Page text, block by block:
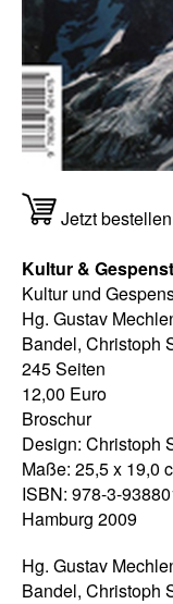
Hg. Gustav
Bandel, Christoph
Jetzt bestellen
Kultur &
Kultur und
Hg. Gustav
Bandel, Christoph
245 Seiten
12,00 Euro
Broschur
Design: Christoph
Maße: 25,5 x 19,0
ISBN: 978-3-
Hamburg 2009